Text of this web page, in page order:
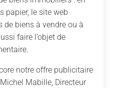
papier, le site web
de biens à vendre ou à
faire l’objet de
notre offre publicitaire
Mabille, Directeur